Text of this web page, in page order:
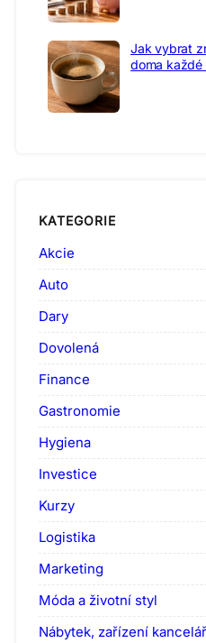
Jak vybrat
doma každé
KATEGORIE
Akcie
Auto
Dary
Dovolená
Finance
Gastronomie
Hygiena
Investice
Kurzy
Logistika
Marketing
Móda a životní styl
Nábytek, zařízení